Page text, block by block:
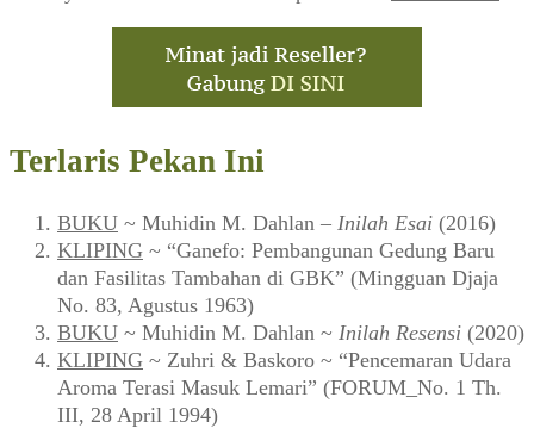
Terlaris Pekan Ini
BUKU ~ Muhidin M. Dahlan – Inilah Esai (2016)
KLIPING ~ “Ganefo: Pembangunan Gedung Baru
dan Fasilitas Tambahan di GBK” (Mingguan Djaja
No. 83, Agustus 1963)
BUKU ~ Muhidin M. Dahlan ~ Inilah Resensi (2020)
KLIPING ~ Zuhri & Baskoro ~ “Pencemaran Udara
Aroma Terasi Masuk Lemari” (FORUM_No. 1 Th.
III, 28 April 1994)